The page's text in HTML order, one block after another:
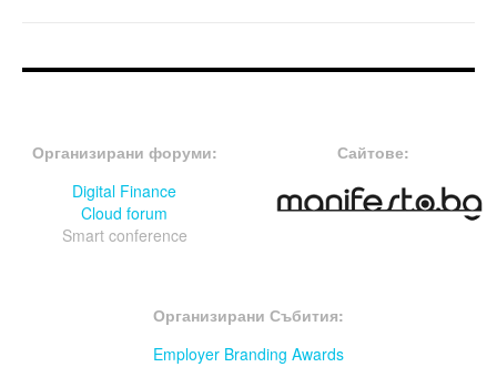
Организирани форуми:
Digital Finance
Cloud forum
Smart conference
Сайтове:
Организирани Събития:
Employer Branding Awards